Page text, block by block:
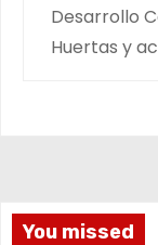
Desarrollo
Huertas y
You missed